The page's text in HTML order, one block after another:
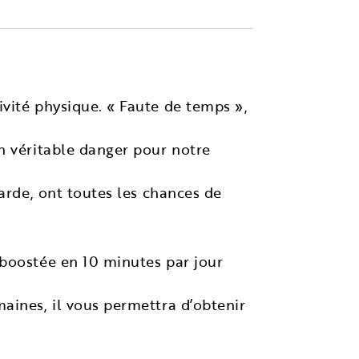
physique. « Faute de temps »,
véritable danger pour notre
ont toutes les chances de
en 10 minutes par jour
il vous permettra d’obtenir